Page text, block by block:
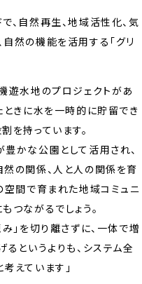
、自然再生、地域活性化、気
然の機能を活用する「グリ
遊水地のプロジェクトがあ
ときに水を一時的に貯留でき
を持っています。
かな公園として活用され、
の関係、人と人の関係を育
空間で育まれた地域コミュニ
つながるでしょう。
」を切り離さずに、一体で増
というよりも、システム全
えています」